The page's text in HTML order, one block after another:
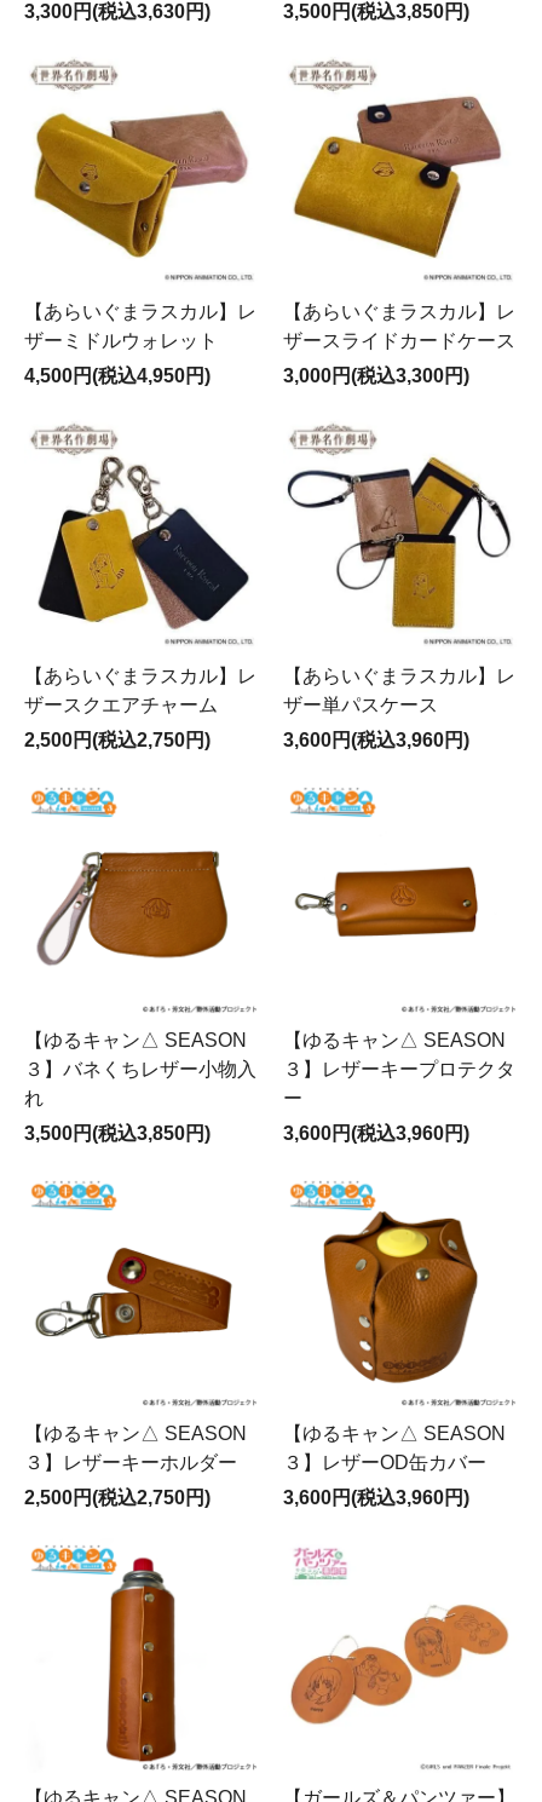
3,300円(税込3,630円)
3,500円(税込3,850円)
【あらいぐまラスカル】レ
ザーミドルウォレット
4,500円(税込4,950円)
【あらいぐまラスカル】レ
ザースライドカードケース
3,000円(税込3,300円)
【あらいぐまラスカル】レ
ザースクエアチャーム
2,500円(税込2,750円)
【あらいぐまラスカル】レ
ザー単パスケース
3,600円(税込3,960円)
【ゆるキャン△ SEASON
３】バネくちレザー小物入
れ
3,500円(税込3,850円)
【ゆるキャン△ SEASON
３】レザーキープロテクタ
ー
3,600円(税込3,960円)
【ゆるキャン△ SEASON
３】レザーキーホルダー
2,500円(税込2,750円)
【ゆるキャン△ SEASON
３】レザーOD缶カバー
3,600円(税込3,960円)